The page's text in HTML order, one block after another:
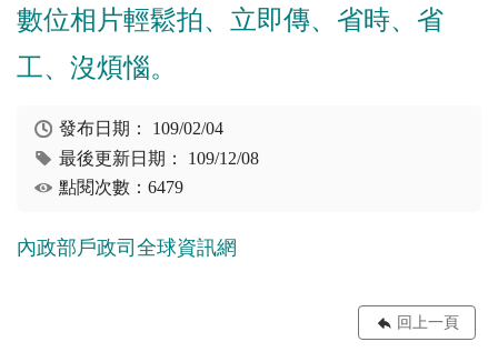
數位相片輕鬆拍、立即傳、省時、省
工、沒煩惱。
發布日期： 109/02/04
最後更新日期： 109/12/08
點閱次數：6479
內政部戶政司全球資訊網
回上一頁